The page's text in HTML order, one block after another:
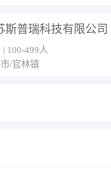
斯普瑞科技有限公司
| 100-499人
/官林镇